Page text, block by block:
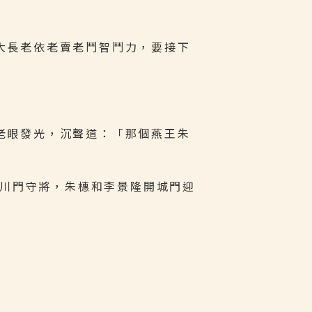
老依老賣老鬥智鬥力，要接下
發光，沉聲道：「那個燕王朱
門守將，朱橞和李景隆開城門迎